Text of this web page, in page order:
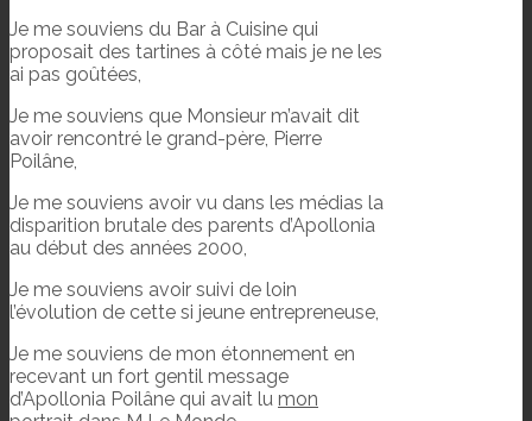
Je me souviens du Bar à Cuisine qui
proposait des tartines à côté mais je ne les
ai pas goûtées,
Je me souviens que Monsieur m’avait dit
avoir rencontré le grand-père, Pierre
Poilâne,
Je me souviens avoir vu dans les médias la
disparition brutale des parents d’Apollonia
au début des années 2000,
Je me souviens avoir suivi de loin
l’évolution de cette si jeune entrepreneuse,
Je me souviens de mon étonnement en
recevant un fort gentil message
d’Apollonia Poilâne qui avait lu mon